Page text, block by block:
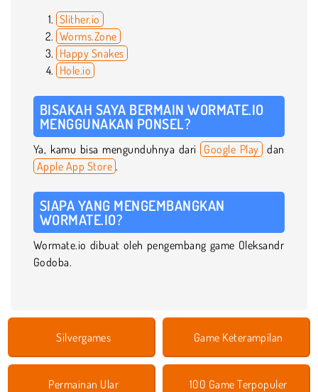
Slither.io
Worms.Zone
Happy Snakes
Hole.io
BISAKAH SAYA BERMAIN WORMATE.IO
MENGGUNAKAN PONSEL?
Ya, kamu bisa mengunduhnya dari Google Play dan
Apple App Store .
SIAPA YANG MENGEMBANGKAN
WORMATE.IO?
Wormate.io dibuat oleh pengembang game Oleksandr
Godoba.
Silvergames Game Keterampilan
Permainan Ular 100 Game Terpopuler